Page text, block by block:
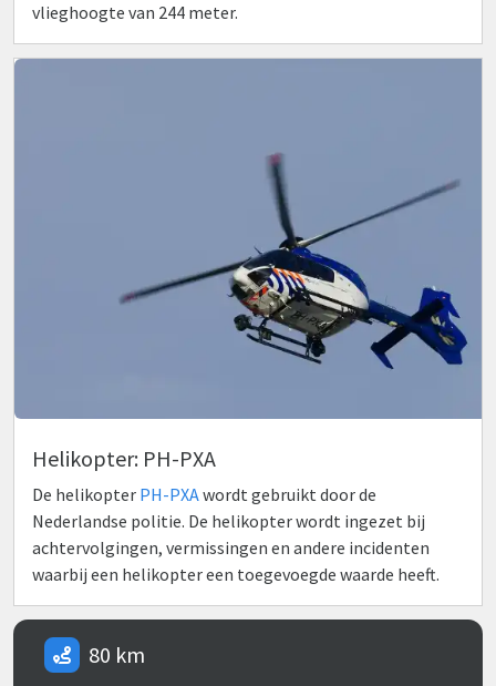
vlieghoogte van 244 meter.
Helikopter: PH-PXA
De helikopter PH-PXAwordt gebruikt door de
Nederlandse politie. De helikopter wordt ingezet bij
achtervolgingen, vermissingen en andere incidenten
waarbij een helikopter een toegevoegde waarde heeft.
80 km